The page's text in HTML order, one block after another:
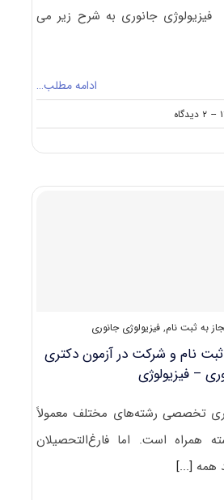
فیزیولوژی جانوری به شرح زیر می
ادامه مطلب…
-- ۲ دیدگاه
on
ضرایب
جانوری
به ثبت نام, فیزیولوژی جانوری
نام و شرکت در آزمون دکتری
– فیزیولوژی
تخصصی رشته‌های مختلف معمولاً
همراه است. اما فارغ‌التحصیلان
همه [...]